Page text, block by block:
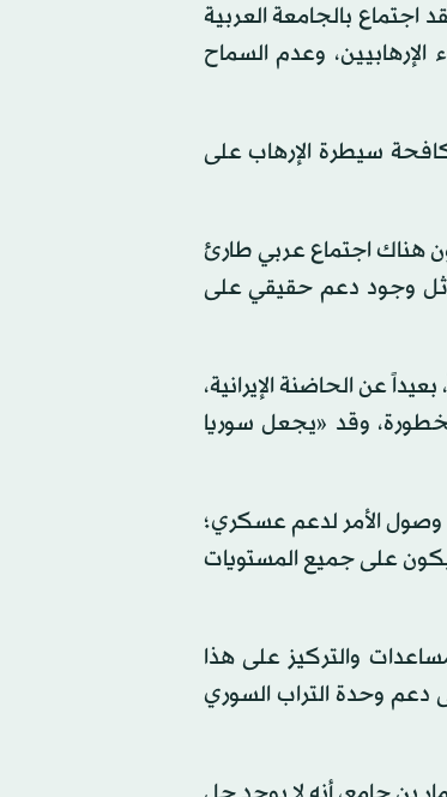
اجتماع بالجامعة العربية
وعدم السماح
سيطرة الإرهاب على
هناك اجتماع عربي طارئ
وجود دعم حقيقي على
عن الحاضنة الإيرانية،
وقد «يجعل سوريا
تم توقيعها عام 1950، استبعد عبد الفتاح وصول الأمر لدعم عسكري؛
على جميع المستويات
7 ملايين نازح و16 مليوناً يحتاجون للمساعدات والتركيز على هذا
دعم وحدة التراب السوري